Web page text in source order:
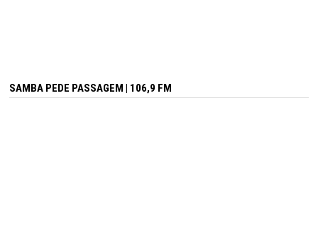
SAMBA PEDE PASSAGEM | 106,9 FM